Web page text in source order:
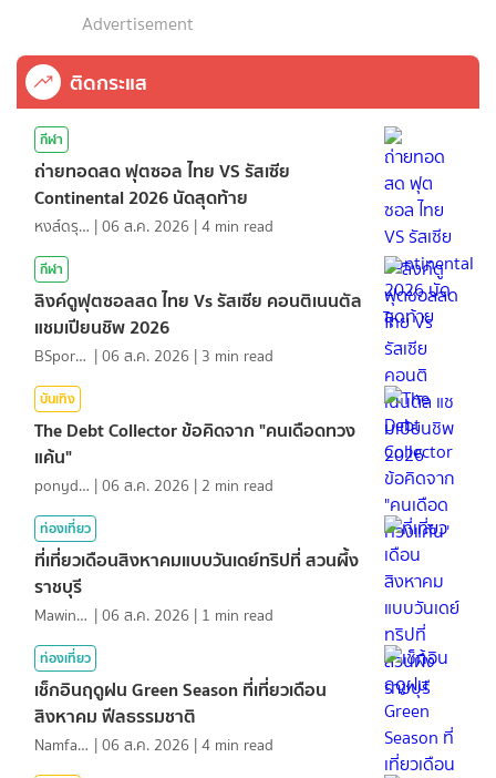
Advertisement
ติดกระแส
กีฬา
ถ่ายทอดสด ฟุตซอล ไทย VS รัสเซีย
Continental 2026 นัดสุดท้าย
หงส์ดรุณ |06 ส.ค. 2026 |4 min read
กีฬา
ลิงค์ดูฟุตซอลสด ไทย Vs รัสเซีย คอนติเนนตัล
แชมเปียนชิพ 2026
BSports8 |06 ส.ค. 2026 | 3 min read
บันเทิง
The Debt Collector ข้อคิดจาก "คนเดือดทวง
แค้น"
ponydiary |06 ส.ค. 2026 | 2 min read
ท่องเที่ยว
ที่เที่ยวเดือนสิงหาคมแบบวันเดย์ทริปที่ สวนผึ้ง
ราชบุรี
MawinMatravel |06 ส.ค. 2026 | 1 min read
ท่องเที่ยว
เช็กอินฤดูฝน Green Season ที่เที่ยวเดือน
สิงหาคม ฟีลธรรมชาติ
NamfahPhupha |06 ส.ค. 2026 |4 min read